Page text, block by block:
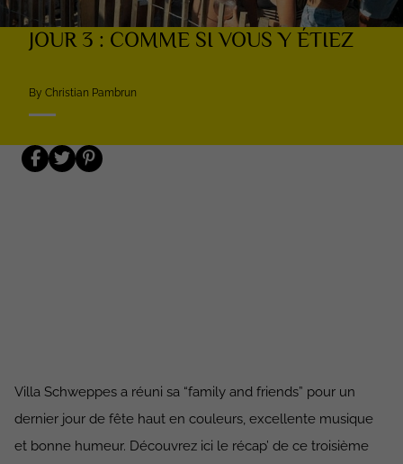
Actualités
VILLA SCHWEPPES À CALVI 2021,
JOUR 3 : COMME SI VOUS Y ÉTIEZ
By Christian Pambrun
Villa Schweppes a réuni sa “family and friends” pour un
dernier jour de fête haut en couleurs, excellente musique
et bonne humeur. Découvrez ici le récap’ de ce troisième